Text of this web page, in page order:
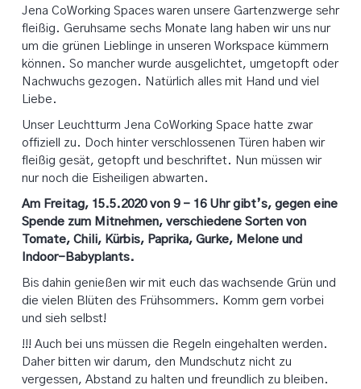
Jena CoWorking Spaces waren unsere Gartenzwerge sehr
fleißig. Geruhsame sechs Monate lang haben wir uns nur
um die grünen Lieblinge in unseren Workspace kümmern
können. So mancher wurde ausgelichtet, umgetopft oder
Nachwuchs gezogen. Natürlich alles mit Hand und viel
Liebe.
Unser Leuchtturm Jena CoWorking Space hatte zwar
offiziell zu. Doch hinter verschlossenen Türen haben wir
fleißig gesät, getopft und beschriftet. Nun müssen wir
nur noch die Eisheiligen abwarten.
Am Freitag, 15.5.2020 von 9 – 16 Uhr gibt’s, gegen eine
Spende zum Mitnehmen, verschiedene Sorten von
Tomate, Chili, Kürbis, Paprika, Gurke, Melone und
Indoor-Babyplants.
Bis dahin genießen wir mit euch das wachsende Grün und
die vielen Blüten des Frühsommers. Komm gern vorbei
und sieh selbst!
!!! Auch bei uns müssen die Regeln eingehalten werden.
Daher bitten wir darum, den Mundschutz nicht zu
vergessen, Abstand zu halten und freundlich zu bleiben.